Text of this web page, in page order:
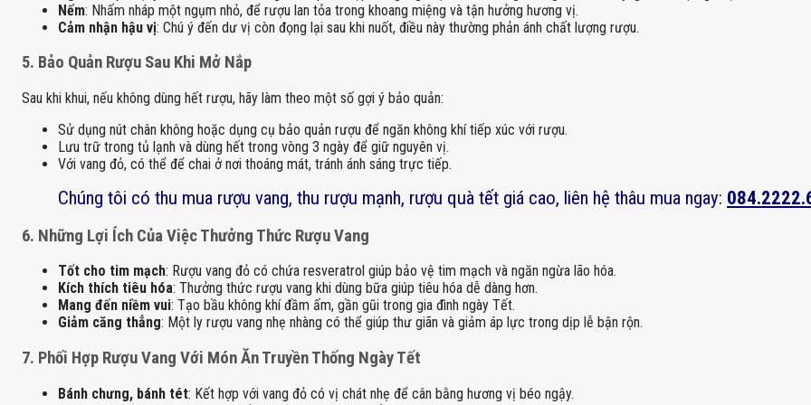
Nếm: Nhấm nháp một ngụm nhỏ, để rượu lan tỏa trong khoang miệng và tận hưởng hương vị.
Cảm nhận hậu vị: Chú ý đến dư vị còn đọng lại sau khi nuốt, điều này thường phản ánh chất lượng rượu.
5. Bảo Quản Rượu Sau Khi Mở Nắp
Sau khi khui, nếu không dùng hết rượu, hãy làm theo một số gợi ý bảo quản:
Sử dụng nút chân không hoặc dụng cụ bảo quản rượu để ngăn không khí tiếp xúc với rượu.
Lưu trữ trong tủ lạnh và dùng hết trong vòng 3 ngày để giữ nguyên vị.
Với vang đỏ, có thể để chai ở nơi thoáng mát, tránh ánh sáng trực tiếp.
Chúng tôi có thu mua rượu vang, thu rượu mạnh, rượu quà tết giá cao, liên hệ thâu mua ngay:
6. Những Lợi Ích Của Việc Thưởng Thức Rượu Vang
Tốt cho tim mạch: Rượu vang đỏ có chứa resveratrol giúp bảo vệ tim mạch và ngăn ngừa lão hóa.
Kích thích tiêu hóa: Thưởng thức rượu vang khi dùng bữa giúp tiêu hóa dễ dàng hơn.
Mang đến niềm vui: Tạo bầu không khí đầm ấm, gần gũi trong gia đình ngày Tết.
Giảm căng thẳng: Một ly rượu vang nhẹ nhàng có thể giúp thư giãn và giảm áp lực trong dịp lễ bận rộn.
7. Phối Hợp Rượu Vang Với Món Ăn Truyền Thống Ngày Tết
Bánh chưng, bánh tét: Kết hợp với vang đỏ có vị chát nhẹ để cân bằng hương vị béo ngậy.